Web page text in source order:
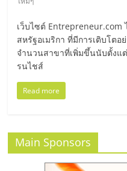
SMEs,
แฟ
รน
ไชส์,
ที่
เว็บไซต์
สหรัฐอเมริกา ที่มีการเติบโตอ
จำนวนสาขาที่เพิ่มขึ้นนับตั้งแ
รนไชส์
Read more
Main Sponsors